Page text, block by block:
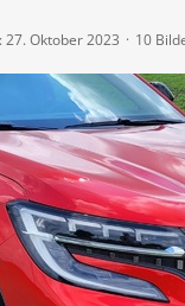
27. Oktober 2023 10